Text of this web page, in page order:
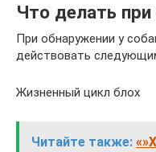
Что делать
При обнаружении у
действовать
Жизненный цикл блох
Читайте также: